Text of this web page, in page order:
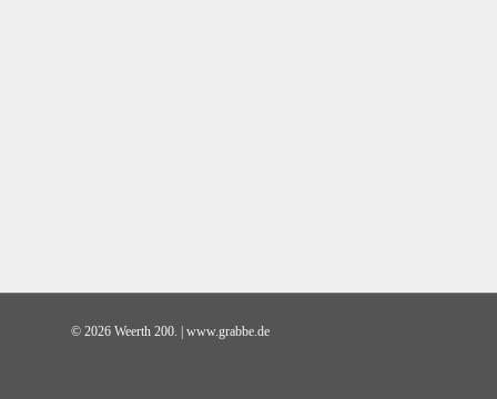
© 2026 Weerth 200. | www.grabbe.de